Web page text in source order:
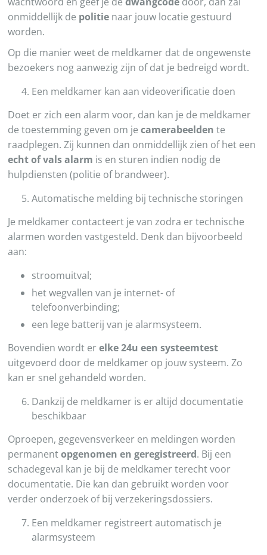
onmiddellijk de politie naar jouw locatie gestuurd
worden.
Op die manier weet de meldkamer dat de ongewenste
bezoekers nog aanwezig zijn of dat je bedreigd wordt.
Een meldkamer kan aan videoverificatie doen
Doet er zich een alarm voor, dan kan je de meldkamer
de toestemming geven om jecamerabeelden te
raadplegen. Zij kunnen dan onmiddellijk zien of het een
echt of vals alarm is en sturen indien nodig de
hulpdiensten (politie of brandweer).
Automatische melding bij technische storingen
Je meldkamer contacteert je van zodra er technische
alarmen worden vastgesteld. Denk dan bijvoorbeeld
aan:
stroomuitval;
het wegvallen van je internet- of
telefoonverbinding;
een lege batterij van je alarmsysteem.
Bovendien wordt erelke 24u een systeemtest
uitgevoerd door de meldkamer op jouw systeem. Zo
kan er snel gehandeld worden.
Dankzij de meldkamer is er altijd documentatie
beschikbaar
Oproepen, gegevensverkeer en meldingen worden
permanentopgenomen en geregistreerd. Bij een
schadegeval kan je bij de meldkamer terecht voor
documentatie. Die kan dan gebruikt worden voor
verder onderzoek of bij verzekeringsdossiers.
Een meldkamer registreert automatisch je
alarmsysteem